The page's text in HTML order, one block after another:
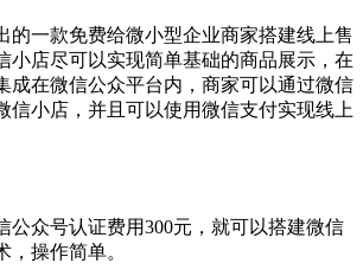
的一款免费给微小型企业商家搭建线上售
小店尽可以实现简单基础的商品展示，在
成在微信公众平台内，商家可以通过微信
信小店，并且可以使用微信支付实现线上
公众号认证费用300元，就可以搭建微信
，操作简单。